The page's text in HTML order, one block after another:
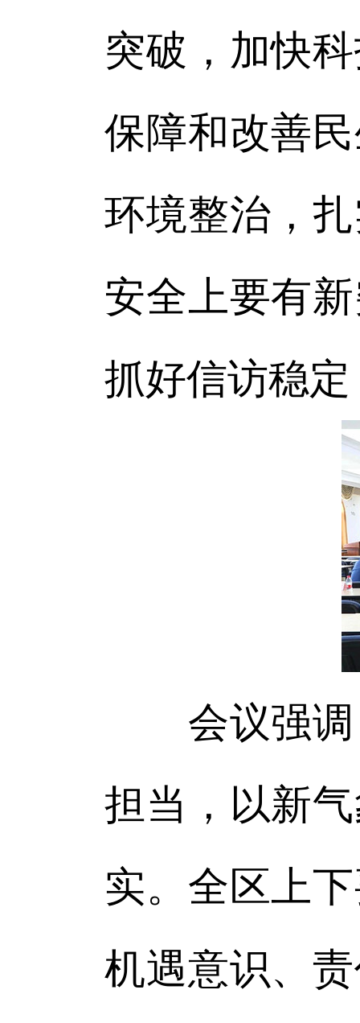
突破，加快
保障和改善
环境整治，
安全上要有
抓好信访稳
会议强调
担当，以新
实。全区上
机遇意识、